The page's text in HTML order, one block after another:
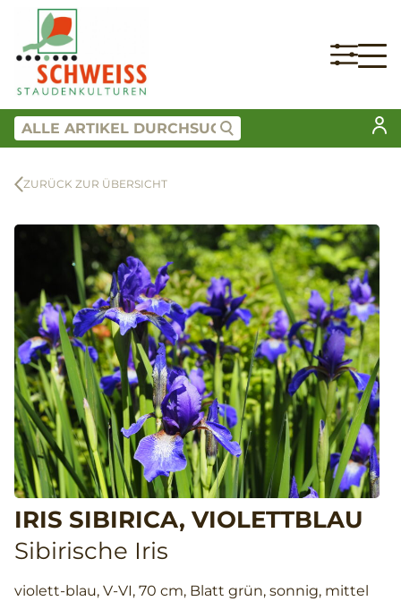
ZURÜCK ZUR ÜBERSICHT
IRIS SIBIRICA, VIOLETTBLAU
Sibirische Iris
violett-blau, V-VI, 70 cm, Blatt grün, sonnig, mittel